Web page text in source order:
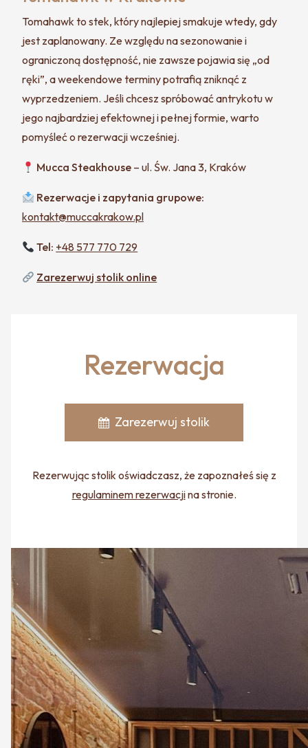
Tomahawk to stek, który najlepiej smakuje wtedy, gdy
jest zaplanowany. Ze względu na sezonowanie i
ograniczoną dostępność, nie zawsze pojawia się „od
ręki”, a weekendowe terminy potrafią zniknąć z
wyprzedzeniem. Jeśli chcesz spróbować antrykotu w
jego najbardziej efektownej i pełnej formie, warto
pomyśleć o rezerwacji wcześniej.
Mucca Steakhouse – ul. Św. Jana 3, Kraków
Rezerwacje i zapytania grupowe:
kontakt@muccakrakow.pl
Tel: +48 577 770 729
Zarezerwuj stolik online
Rezerwacja
Zarezerwuj stolik
Rezerwując stolik oświadczasz, że zapoznałeś się z
regulaminem rezerwacjina stronie.